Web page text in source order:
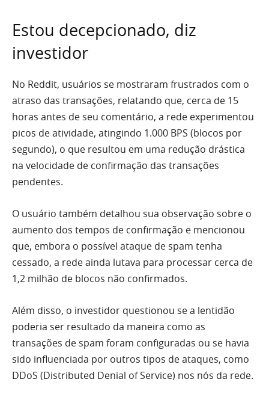
Estou decepcionado, diz
investidor
No Reddit, usuários se mostraram frustrados com o
atraso das transações, relatando que, cerca de 15
horas antes de seu comentário, a rede experimentou
picos de atividade, atingindo 1.000 BPS (blocos por
segundo), o que resultou em uma redução drástica
na velocidade de confirmação das transações
pendentes.
O usuário também detalhou sua observação sobre o
aumento dos tempos de confirmação e mencionou
que, embora o possível ataque de spam tenha
cessado, a rede ainda lutava para processar cerca de
1,2 milhão de blocos não confirmados.
Além disso, o investidor questionou se a lentidão
poderia ser resultado da maneira como as
transações de spam foram configuradas ou se havia
sido influenciada por outros tipos de ataques, como
DDoS (Distributed Denial of Service) nos nós da rede.